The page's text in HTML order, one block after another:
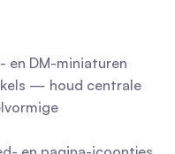
en DM-miniaturen
— houd centrale